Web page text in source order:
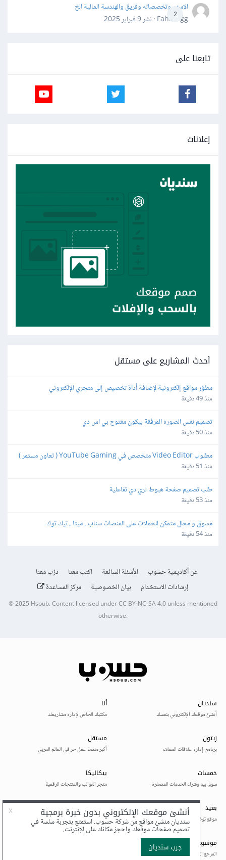
2
الاسهم وتخصصاته وفريق والهندسة المالية الخ
Fahd Ggg · نشر
9 فبراير 2025
تابعنا على
إعلانات
أحدث المشاريع على مستقل
مطوّر مواقع إلكترونية لإضافة أداة تخصيص إلى متجري الإلكتروني
منذ 49 دقيقة
تصميم نفس الصوره المرفقة بيكون مفتوح بي اس دي
منذ 50 دقيقة
مطلوب Video Editor متخصص في YouTube Gaming ( تعاون مستمر )
منذ 51 دقيقة
طلب تصميم صفحة هبوط ثري دي تفاعلية
منذ 53 دقيقة
مسوق و محلل متمكن للحملات على المنصات سناب , ميتا , تيك توك
منذ 54 دقيقة
عن أكاديمية حسوب الأسئلة الشائعة اكتب معنا
درّب معنا
إرشادات الاستخدام
بيان الخصوصية مركز المساعدة
© 2025 Hsoub.Content licensed underCC BY-NC-SA 4.0unless mentioned
otherwise.